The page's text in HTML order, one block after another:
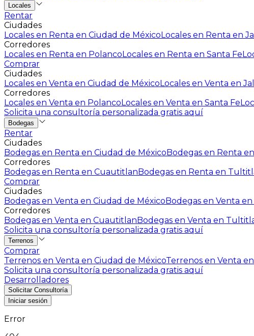
Locales
Rentar
Ciudades
Locales en Renta en Ciudad de MéxicoLocales en Renta en
Corredores
Locales en Renta en PolancoLocales en Renta en Santa Fe
Comprar
Ciudades
Locales en Venta en Ciudad de MéxicoLocales en Venta en
Corredores
Locales en Venta en PolancoLocales en Venta en Santa Fe
Solicita una consultoría personalizada gratis aquí
Bodegas
Rentar
Ciudades
Bodegas en Renta en Ciudad de MéxicoBodegas en Renta
Corredores
Bodegas en Renta en CuautitlanBodegas en Renta en
Comprar
Ciudades
Bodegas en Venta en Ciudad de MéxicoBodegas en Venta en
Corredores
Bodegas en Venta en CuautitlanBodegas en Venta en
Solicita una consultoría personalizada gratis aquí
Terrenos
Comprar
Terrenos en Venta en Ciudad de MéxicoTerrenos en Venta
Solicita una consultoría personalizada gratis aquí
Desarrolladores
Solicitar Consultoría
Iniciar sesión
Error